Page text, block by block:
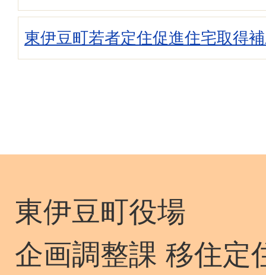
東伊豆町若者定住促進住宅取得
東伊豆町役場
企画調整課 移住定